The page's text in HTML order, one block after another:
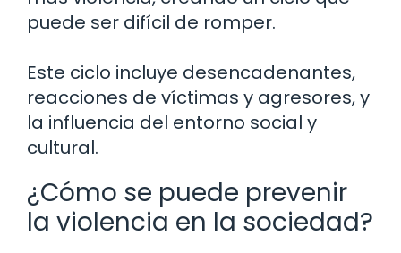
puede ser difícil de romper.
Este ciclo incluye desencadenantes,
reacciones de víctimas y agresores, y
la influencia del entorno social y
cultural.
¿Cómo se puede prevenir
la violencia en la sociedad?